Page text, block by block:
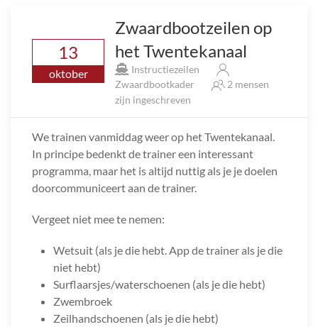
13
oktober
Zwaardbootzeilen op
het Twentekanaal
Instructiezeilen
Zwaardbootkader
2 mensen
zijn ingeschreven
We trainen vanmiddag weer op het Twentekanaal.
In principe bedenkt de trainer een interessant
programma, maar het is altijd nuttig als je je doelen
doorcommuniceert aan de trainer.
Vergeet niet mee te nemen:
Wetsuit (als je die hebt. App de trainer als je die
niet hebt)
Surflaarsjes/waterschoenen (als je die hebt)
Zwembroek
Zeilhandschoenen (als je die hebt)